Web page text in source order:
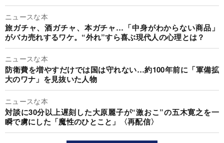
ニュースな本
旅ガチャ、酒ガチャ、本ガチャ…「中身がわからない商品」
がバカ売れするワケ。“外れ”すら喜ぶ現代人の心理とは？
ニュースな本
防衛費を増やすだけでは国は守れない…約100年前に「軍備拡
大のワナ」を見抜いた人物
ニュースな本
対談に30分以上遅刻した大原麗子が“激おこ”の五木寛之を一
瞬で虜にした「魔性のひとこと」〈再配信〉